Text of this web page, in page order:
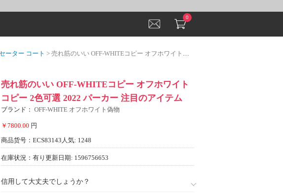
0
ーター コート > 売れ筋のいい OFF-WHITEコピー オフホワイトコピー 2色可選 2022 パーカー 注目のアイテム
売れ筋のいい OFF-WHITEコピー オフホワイト
コピー 2色可選 2022 パーカー 注目のアイテム
ブランド： OFF-WHITE オフホワイト偽物
￥7800.00 円
商品货号：ECS83143 人気: 1248
在庫状況：有り 更新日期: 1596756653
信用して大丈夫でしょうか？